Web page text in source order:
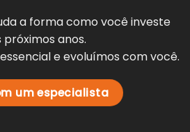
a forma como você investe
próximos anos.
e evoluímos com você.
um especialista